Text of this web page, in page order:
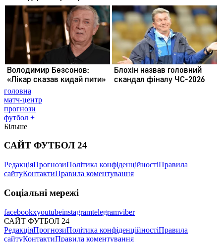
головна
матч-центр
прогнози
футбол +
Більше
САЙТ ФУТБОЛ 24
РедакціяПрогнозиПолітика конфіденційностіПравила
сайтуКонтактиПравила коментування
Соціальні мережі
facebookxyoutubeinstagramtelegramviber
САЙТ ФУТБОЛ 24
РедакціяПрогнозиПолітика конфіденційностіПравила
сайтуКонтактиПравила коментування